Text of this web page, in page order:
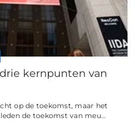
kernpunten van
op de toekomst, maar het
de toekomst van meu...